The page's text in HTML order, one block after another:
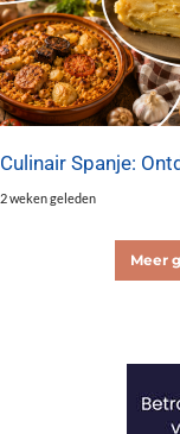
Culinair Spanje:
2 weken geleden
Meer